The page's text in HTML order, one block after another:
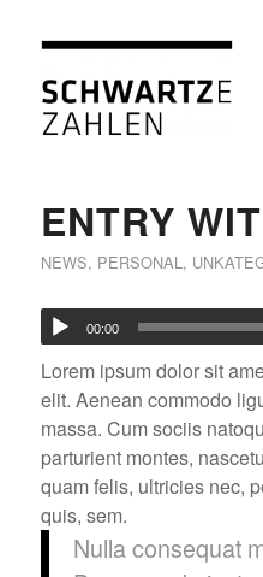
ENTRY
NEWS, PERSONAL,
00:00
Lorem ipsum dolor sit
elit. Aenean commodo
massa. Cum sociis
parturient montes,
quam felis, ultricies nec,
quis, sem.
Nulla consequat